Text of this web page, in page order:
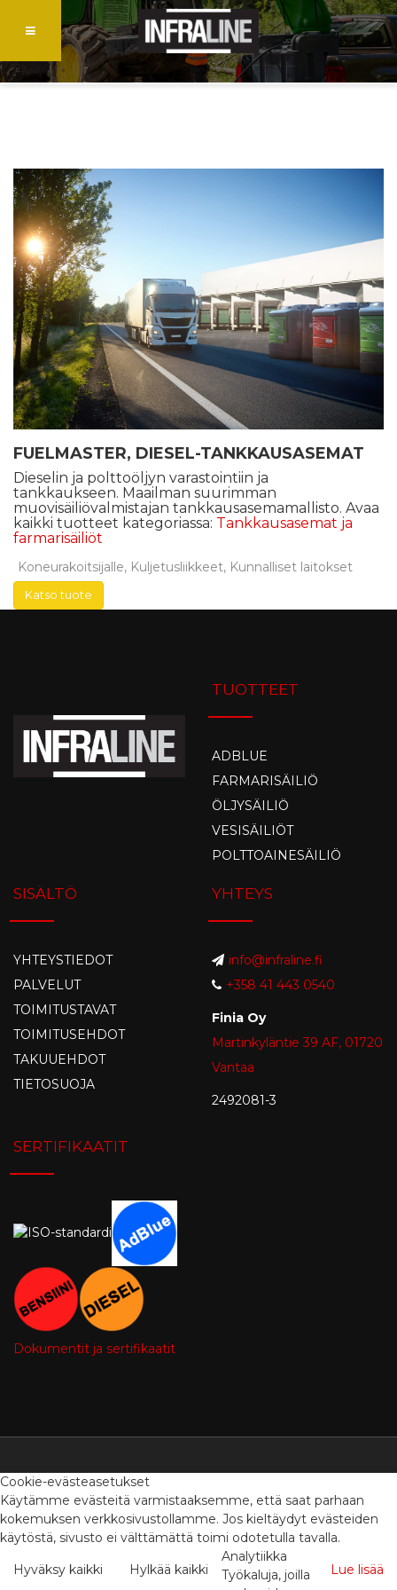
FUELMASTER, DIESEL-TANKKAUSASEMAT
Dieselin ja polttoöljyn varastointiin ja
tankkaukseen. Maailman suurimman
muovisäiliövalmistajan tankkausasemamallisto. Avaa
kaikki tuotteet kategoriassa: Tankkausasemat ja
farmarisäiliöt
Koneurakoitsijalle, Kuljetusliikkeet, Kunnalliset laitokset
Katso tuote
TUOTTEET
ADBLUE
FARMARISÄILIÖ
ÖLJYSÄILIÖ
VESISÄILIÖT
POLTTOAINESÄILIÖ
SISÄLTÖ
YHTEYSTIEDOT
PALVELUT
TOIMITUSTAVAT
TOIMITUSEHDOT
TAKUUEHDOT
TIETOSUOJA
YHTEYS
info@infraline.fi
+358 41 443 0540
Finia Oy
Martinkyläntie 39 AF, 01720
Vantaa
2492081-3
SERTIFIKAATIT
Dokumentit ja sertifikaatit
Cookie-evästeasetukset
Käytämme evästeitä varmistaaksemme, että saat parhaan
kokemuksen verkkosivustollamme. Jos kieltäydyt evästeiden
käytöstä, sivusto ei välttämättä toimi odotetulla tavalla.
Hyväksy kaikki
Hylkää kaikki Lue lisää
Analytiikka
Työkaluja, joilla